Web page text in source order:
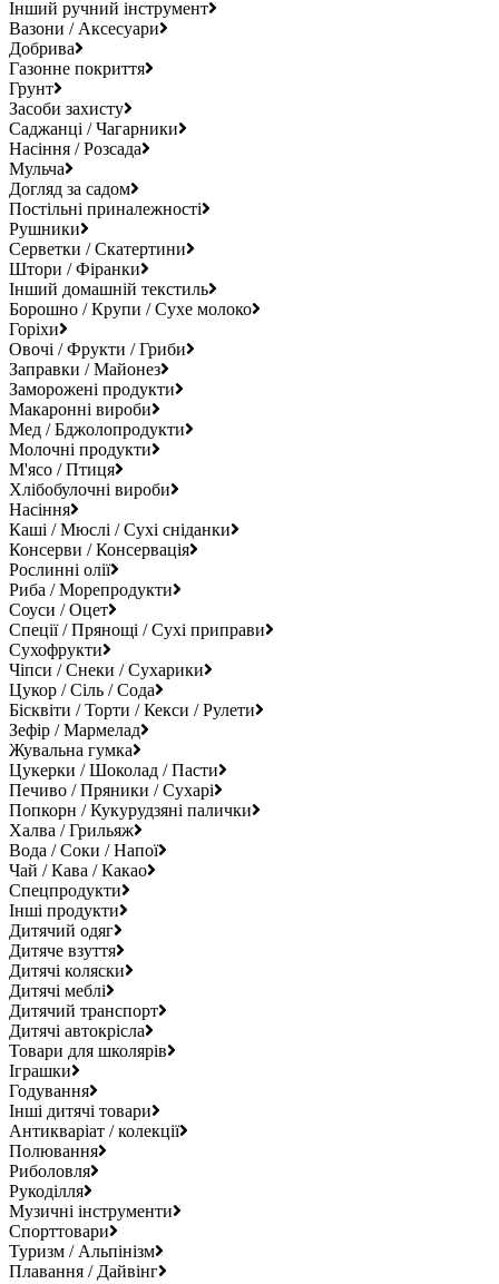
Інший ручний інструмент
Вазони / Аксесуари
Добрива
Газонне покриття
Грунт
Засоби захисту
Саджанці / Чагарники
Насіння / Розсада
Мульча
Догляд за садом
Постільні приналежності
Рушники
Серветки / Скатертини
Штори / Фіранки
Інший домашній текстиль
Борошно / Крупи / Сухе молоко
Горіхи
Овочі / Фрукти / Гриби
Заправки / Майонез
Заморожені продукти
Макаронні вироби
Мед / Бджолопродукти
Молочні продукти
М'ясо / Птиця
Хлібобулочні вироби
Насіння
Каші / Мюслі / Сухі сніданки
Консерви / Консервація
Рослинні олії
Риба / Морепродукти
Соуси / Оцет
Спеції / Прянощі / Сухі приправи
Сухофрукти
Чіпси / Снеки / Сухарики
Цукор / Сіль / Сода
Бісквіти / Торти / Кекси / Рулети
Зефір / Мармелад
Жувальна гумка
Цукерки / Шоколад / Пасти
Печиво / Пряники / Сухарі
Попкорн / Кукурудзяні палички
Халва / Грильяж
Вода / Соки / Напої
Чай / Кава / Какао
Спецпродукти
Інші продукти
Дитячий одяг
Дитяче взуття
Дитячі коляски
Дитячі меблі
Дитячий транспорт
Дитячі автокрісла
Товари для школярів
Іграшки
Годування
Інші дитячі товари
Антикваріат / колекції
Полювання
Риболовля
Рукоділля
Музичні інструменти
Спорттовари
Туризм / Альпінізм
Плавання / Дайвінг